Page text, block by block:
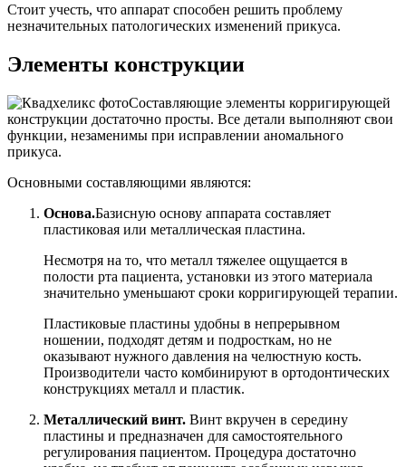
Стоит учесть, что аппарат способен решить проблему
незначительных патологических изменений прикуса.
Элементы конструкции
Составляющие элементы корригирующей
конструкции достаточно просты. Все детали выполняют свои
функции, незаменимы при исправлении аномального
прикуса.
Основными составляющими являются:
Основа.Базисную основу аппарата составляет
пластиковая или металлическая пластина.
Несмотря на то, что металл тяжелее ощущается в
полости рта пациента, установки из этого материала
значительно уменьшают сроки корригирующей терапии.
Пластиковые пластины удобны в непрерывном
ношении, подходят детям и подросткам, но не
оказывают нужного давления на челюстную кость.
Производители часто комбинируют в ортодонтических
конструкциях металл и пластик.
Металлический винт. Винт вкручен в середину
пластины и предназначен для самостоятельного
регулирования пациентом. Процедура достаточно